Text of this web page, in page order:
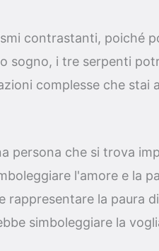
contrastanti, poiché
sogno, i tre serpenti
complesse che stai
persona che si trova
l'amore e la
la paura
simboleggiare la